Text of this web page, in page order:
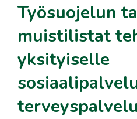
Työsuojelun
muistilistat
yksityiselle